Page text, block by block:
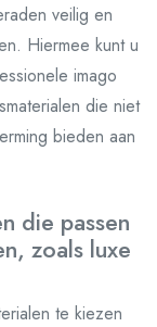
veilig en
Hiermee kunt u
imago
die niet
bieden aan
die passen
zoals luxe
te kiezen